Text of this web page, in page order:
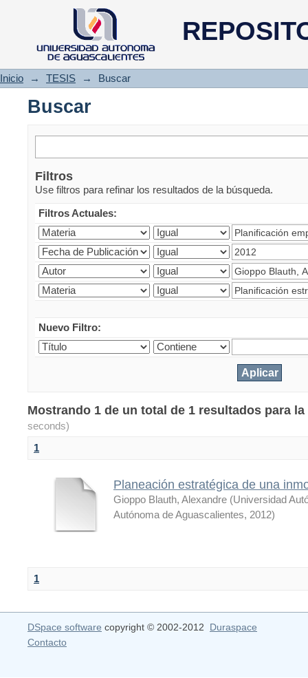
Buscar
Inicio → TESIS → Buscar
Buscar
Filtros
Use filtros para refinar los resultados de la búsqueda.
Filtros Actuales:
Nuevo Filtro:
Mostrando 1 de un total de 1 resultados para
seconds)
1
Planeación estratégica de una
Gioppo Blauth, Alexandre (Universidad
Autónoma de Aguascalientes, 2012)
1
DSpace software copyright © 2002-2012 Duraspace
Contacto